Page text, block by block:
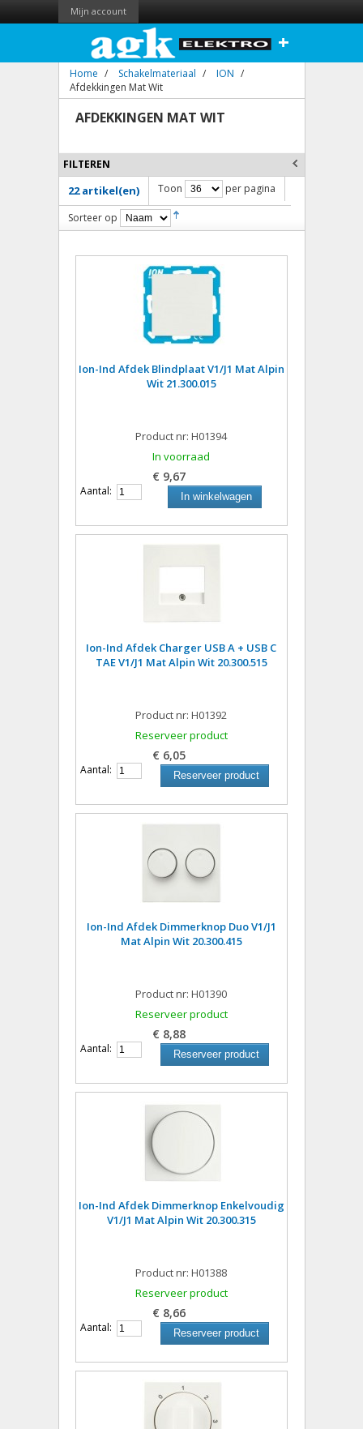
Mijn account
+
Home / Schakelmateriaal / ION /
Afdekkingen Mat Wit
AFDEKKINGEN MAT WIT
FILTEREN
22 artikel(en) Toon per pagina
Sorteer op
Ion-Ind Afdek Blindplaat V1/J1 Mat Alpin
Wit 21.300.015
Product nr: H01394
In voorraad
€ 9,67
Aantal: In winkelwagen
Ion-Ind Afdek Charger USB A + USB C
TAE V1/J1 Mat Alpin Wit 20.300.515
Product nr: H01392
Reserveer product
€ 6,05
Aantal: Reserveer product
Ion-Ind Afdek Dimmerknop Duo V1/J1
Mat Alpin Wit 20.300.415
Product nr: H01390
Reserveer product
€ 8,88
Aantal: Reserveer product
Ion-Ind Afdek Dimmerknop Enkelvoudig
V1/J1 Mat Alpin Wit 20.300.315
Product nr: H01388
Reserveer product
€ 8,66
Aantal: Reserveer product